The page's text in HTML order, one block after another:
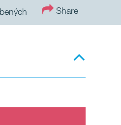
Share